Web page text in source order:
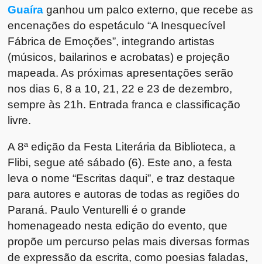
Guaíra ganhou um palco externo, que recebe as
encenações do espetáculo “A Inesquecível
Fábrica de Emoções”, integrando artistas
(músicos, bailarinos e acrobatas) e projeção
mapeada. As próximas apresentações serão
nos dias 6, 8 a 10, 21, 22 e 23 de dezembro,
sempre às 21h. Entrada franca e classificação
livre.
A 8ª edição da Festa Literária da Biblioteca, a
Flibi, segue até sábado (6). Este ano, a festa
leva o nome “Escritas daqui”, e traz destaque
para autores e autoras de todas as regiões do
Paraná. Paulo Venturelli é o grande
homenageado nesta edição do evento, que
propõe um percurso pelas mais diversas formas
de expressão da escrita, como poesias faladas,